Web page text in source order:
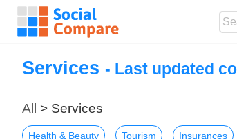
Services - Last updated
All > Services
Health & Beauty Tourism Insurances